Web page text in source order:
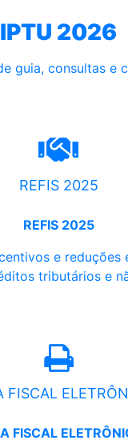
IPTU 2026
guia, consultas e
REFIS 2025
REFIS 2025
e reduções
tributários e
FISCAL
FISCAL